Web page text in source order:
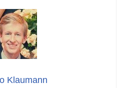
Klaumann